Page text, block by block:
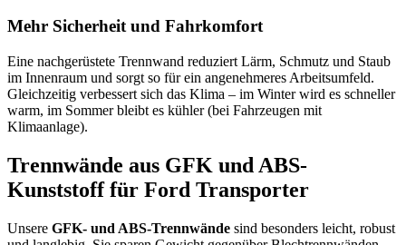
Mehr Sicherheit und Fahrkomfort
Eine nachgerüstete Trennwand reduziert Lärm, Schmutz und Staub
im Innenraum und sorgt so für ein angenehmeres Arbeitsumfeld.
Gleichzeitig verbessert sich das Klima – im Winter wird es schneller
warm, im Sommer bleibt es kühler (bei Fahrzeugen mit
Klimaanlage).
Trennwände aus GFK und ABS-
Kunststoff für Ford Transporter
Unsere GFK- und ABS-Trennwände sind besonders leicht, robust